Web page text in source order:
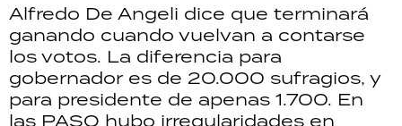
Alfredo De Angeli dice que terminará
ganando cuando vuelvan a contarse
los votos. La diferencia para
gobernador es de 20.000 sufragios, y
para presidente de apenas 1.700. En
las PASO hubo irregularidades en
GRAN HERMANO
SALUD
DEPORTES